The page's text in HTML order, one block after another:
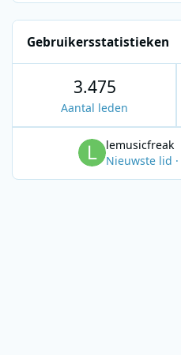
Gebruikersstatistieken
3.475
Aantal leden
lemusicfreak
Nieuwste lid ·